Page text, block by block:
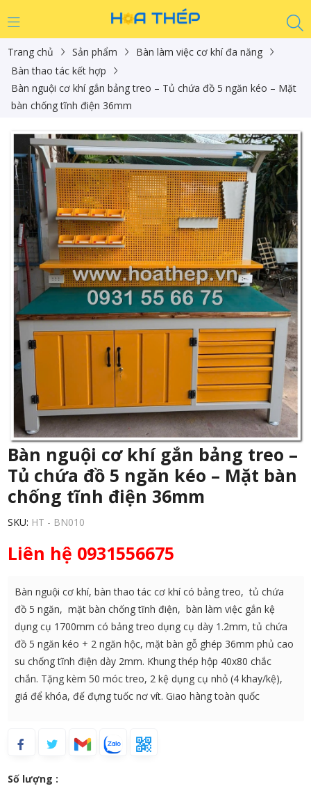
Trang chủ Sản phẩm
Bàn làm việc cơ khí đa năng
Bàn thao tác kết hợp
Bàn nguội cơ khí gắn bảng treo – Tủ chứa đồ 5 ngăn kéo – Mặt
bàn chống tĩnh điện 36mm
Bàn nguội cơ khí gắn bảng treo –
Tủ chứa đồ 5 ngăn kéo – Mặt bàn
chống tĩnh điện 36mm
SKU: HT - BN010
Liên hệ 0931556675
Bàn nguội cơ khí, bàn thao tác cơ khí có bảng treo, tủ chứa
đồ 5 ngăn, mặt bàn chống tĩnh điện, bàn làm việc gắn kệ
dụng cụ 1700mm có bảng treo dụng cụ dày 1.2mm, tủ chứa
đồ 5 ngăn kéo + 2 ngăn hộc, mặt bàn gỗ ghép 36mm phủ cao
su chống tĩnh điện dày 2mm. Khung thép hộp 40x80 chắc
chắn. Tặng kèm 50 móc treo, 2 kệ dụng cụ nhỏ (4 khay/kệ),
giá để khóa, đế đựng tuốc nơ vít. Giao hàng toàn quốc
Số lượng :